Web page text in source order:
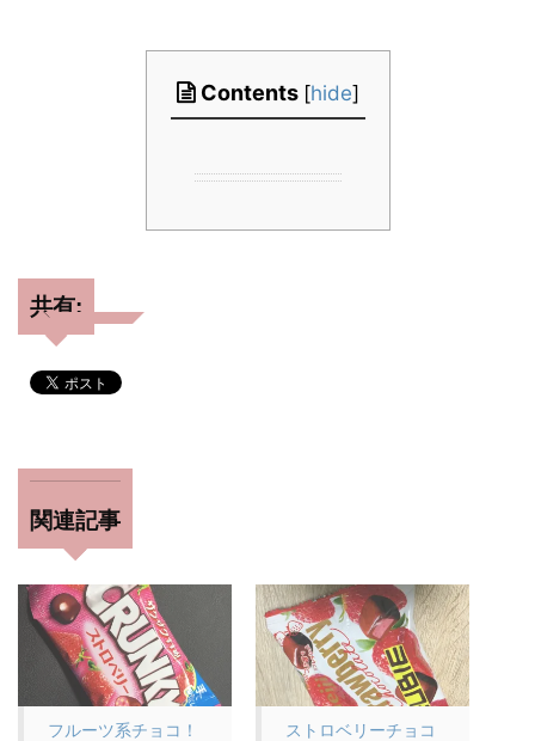
Contents [hide]
共有:
関連記事
フルーツ系チョコ！
ストロベリーチョコ